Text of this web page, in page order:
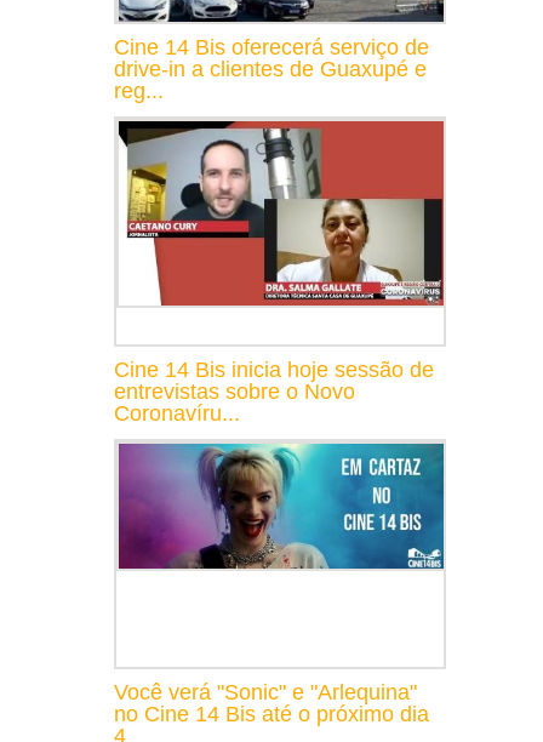
Cine 14 Bis oferecerá serviço de
drive-in a clientes de Guaxupé e
reg...
Cine 14 Bis inicia hoje sessão de
entrevistas sobre o Novo
Coronavíru...
Você verá "Sonic" e "Arlequina"
no Cine 14 Bis até o próximo dia
4